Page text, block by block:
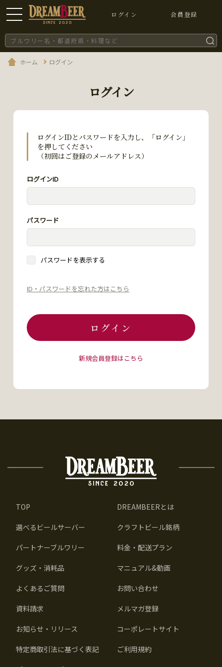
ログイン 会員登録
ホーム ログイン
ログイン
ログインIDとパスワードを入力し、「ログイン」
を押してください
（初回はご登録のメールアドレス）
ログインID
パスワード
パスワードを表示する
ID・パスワードを忘れた方はこちら
ログイン
新規会員登録はこちら
TOP DREAMBEERとは
選べるビールサーバー クラフトビール銘柄
パートナーブルワリー 料金・配送プラン
グッズ・消耗品 マニュアル&動画
よくあるご質問 お問い合わせ
資料請求 メルマガ登録
お知らせ・リリース コーポレートサイト
特定商取引法に基づく表記 ご利用規約